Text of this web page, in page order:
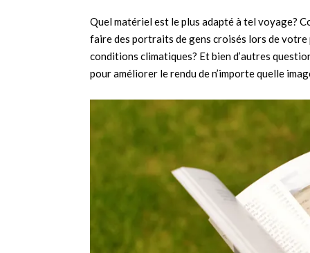
Quel matériel est le plus adapté à tel voyage?
faire des portraits de gens croisés lors de
conditions climatiques? Et bien d’autres
pour améliorer le rendu de n’importe quelle